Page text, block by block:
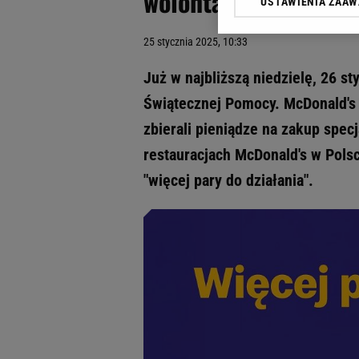
25 stycznia 2025, 10:33
Już w najbliższą niedzielę, 26
Świątecznej Pomocy.
zbierali pieniądze na zakup
restauracjach McDonald's w
"więcej pary do działania".
Klikając „Akceptuję”
dotyczące plików
plików cookie możliwa
My, nasi Zaufani
Użycie dokładnych
Przechowywanie
badnie odbiorców i